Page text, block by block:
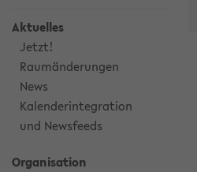
Aktuelles
Jetzt!
Raumänderungen
News
Kalenderintegration
und Newsfeeds
Organisation